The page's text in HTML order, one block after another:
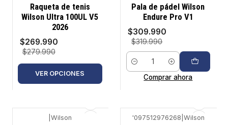
-4%
Raqueta de tenis
Wilson Ultra 100UL V5
2026
$269.990
$279.990
VER OPCIONES
-3%
Pala de pádel Wilson
Endure Pro V1
$309.990
$319.990
Cantidad
Comprar ahora
Wilson '097512976268 Wilson